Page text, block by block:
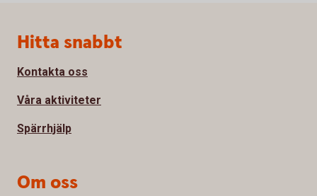
Sidfot
Hitta snabbt
Kontakta oss
Våra aktiviteter
Spärrhjälp
Om oss